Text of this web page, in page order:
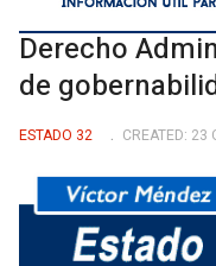
Derecho
de
ESTADO 32 CREATED: 23